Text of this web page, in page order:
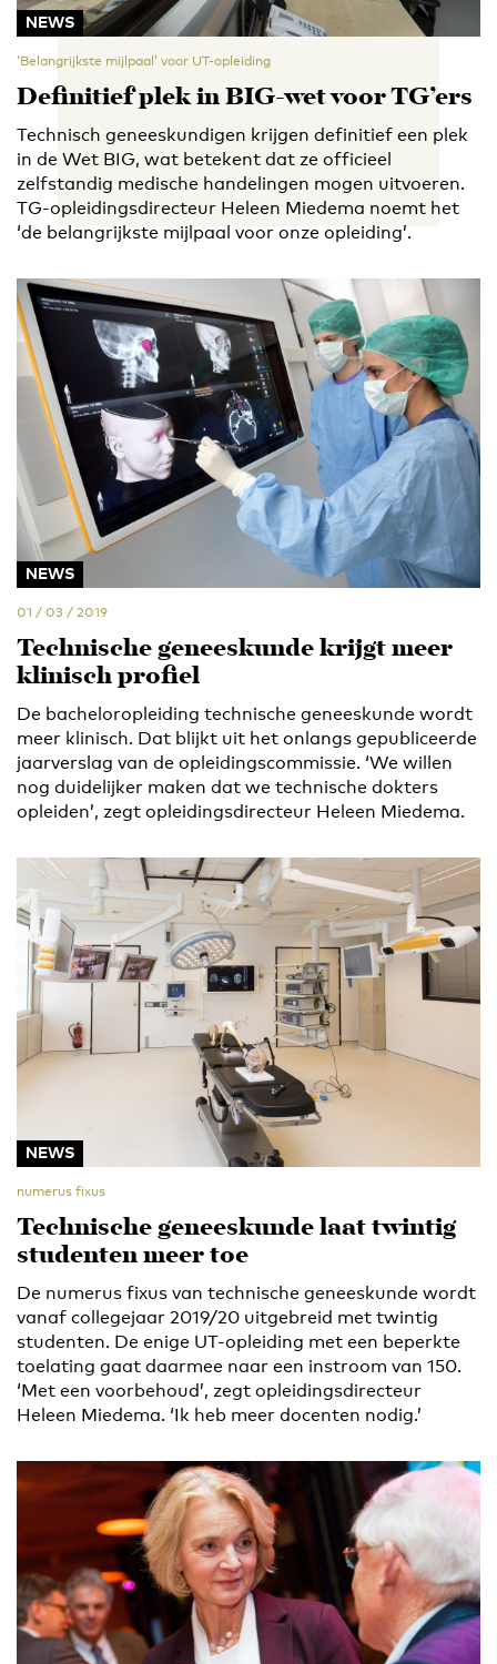
NEWS
‘Belangrijkste mijlpaal’ voor UT-opleiding
Definitief plek in BIG-wet voor TG’ers
Technisch geneeskundigen krijgen definitief een plek
in de Wet BIG, wat betekent dat ze officieel
zelfstandig medische handelingen mogen uitvoeren.
TG-opleidingsdirecteur Heleen Miedema noemt het
‘de belangrijkste mijlpaal voor onze opleiding’.
NEWS
01 / 03 / 2019
Technische geneeskunde krijgt meer
klinisch profiel
De bacheloropleiding technische geneeskunde wordt
meer klinisch. Dat blijkt uit het onlangs gepubliceerde
jaarverslag van de opleidingscommissie. ‘We willen
nog duidelijker maken dat we technische dokters
opleiden’, zegt opleidingsdirecteur Heleen Miedema.
NEWS
numerus fixus
Technische geneeskunde laat twintig
studenten meer toe
De numerus fixus van technische geneeskunde wordt
vanaf collegejaar 2019/20 uitgebreid met twintig
studenten. De enige UT-opleiding met een beperkte
toelating gaat daarmee naar een instroom van 150.
‘Met een voorbehoud’, zegt opleidingsdirecteur
Heleen Miedema. ‘Ik heb meer docenten nodig.’